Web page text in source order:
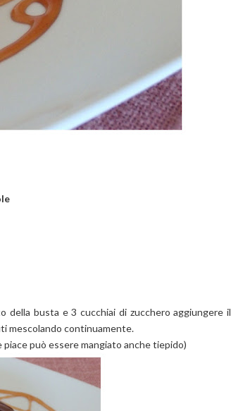
della busta e 3 cucchiai di zucchero aggiungere il
mescolando continuamente.
può essere mangiato anche tiepido)